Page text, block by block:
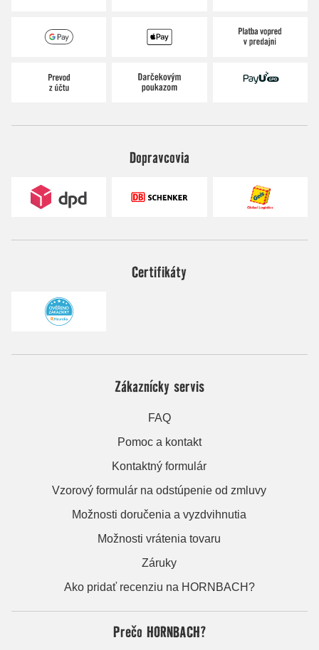
Dopravcovia
Certifikáty
Zákaznícky servis
FAQ
Pomoc a kontakt
Kontaktný formulár
Vzorový formulár na odstúpenie od zmluvy
Možnosti doručenia a vyzdvihnutia
Možnosti vrátenia tovaru
Záruky
Ako pridať recenziu na HORNBACH?
Prečo HORNBACH?